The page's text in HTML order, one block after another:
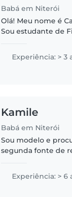
Babá em Niterói
Olá! Meu nome é
Sou estudante de
que me traz uma
sólida em
primeiros socorros
Experiência: > 3
Kamile
Babá em Niterói
Sou modelo e
segunda fonte de
16 anos e cuido do
mais novo (que é
trabalhar na casa
Experiência: > 6